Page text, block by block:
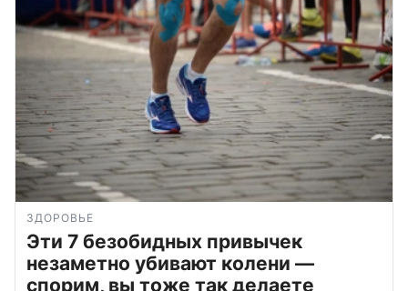
ЗДОРОВЬЕ
Эти 7 безобидных привычек
незаметно убивают колени —
спорим, вы тоже так делаете